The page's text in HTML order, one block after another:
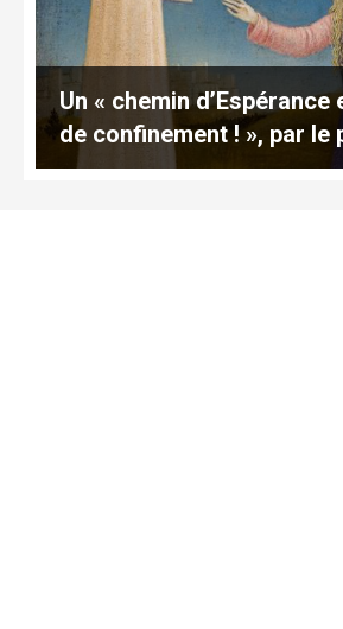
Un « chemin d’Espérance
de confinement ! », par le